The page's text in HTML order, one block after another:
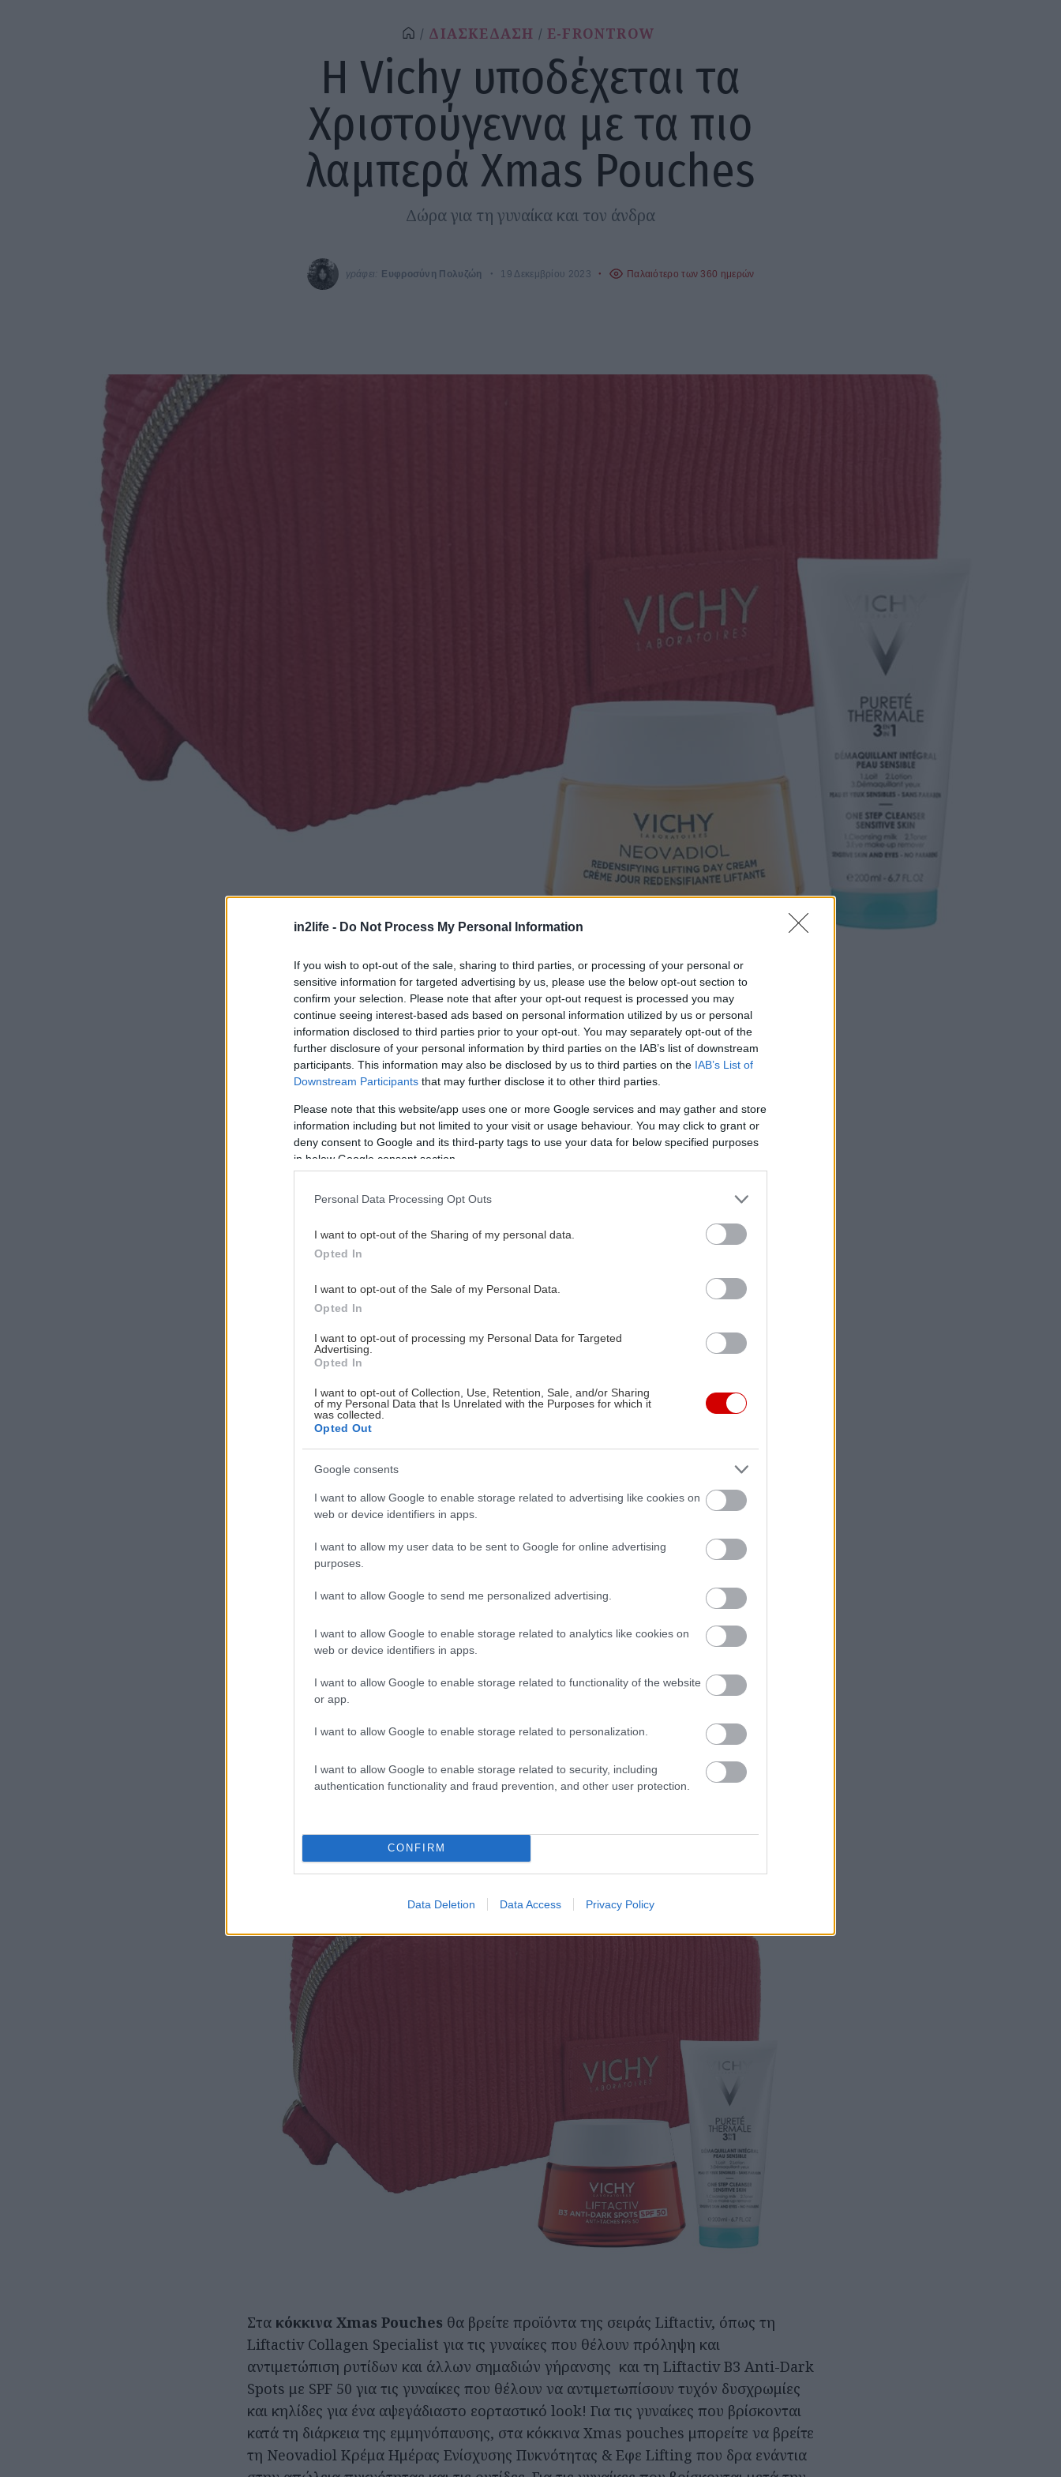
in2life - Do Not Process My Personal Information
If you wish to opt-out of the sale, sharing to third parties, or processing of your personal or
sensitive information for targeted advertising by us, please use the below opt-out section to
confirm your selection. Please note that after your opt-out request is processed you may
continue seeing interest-based ads based on personal information utilized by us or personal
information disclosed to third parties prior to your opt-out. You may separately opt-out of the
further disclosure of your personal information by third parties on the IAB’s list of downstream
participants. This information may also be disclosed by us to third parties on the IAB’s List of
Downstream Participants that may further disclose it to other third parties.
Please note that this website/app uses one or more Google services and may gather and store
information including but not limited to your visit or usage behaviour. You may click to grant or
deny consent to Google and its third-party tags to use your data for below specified purposes
in below Google consent section.
Personal Data Processing Opt Outs
I want to opt-out of the Sharing of my personal data.
Opted In
I want to opt-out of the Sale of my Personal Data.
Opted In
I want to opt-out of processing my Personal Data for Targeted
Advertising.
Opted In
I want to opt-out of Collection, Use, Retention, Sale, and/or Sharing
of my Personal Data that Is Unrelated with the Purposes for which it
was collected.
Opted Out
Google consents
I want to allow Google to enable storage related to advertising like cookies on
web or device identifiers in apps.
I want to allow my user data to be sent to Google for online advertising
purposes.
I want to allow Google to send me personalized advertising.
I want to allow Google to enable storage related to analytics like cookies on
web or device identifiers in apps.
I want to allow Google to enable storage related to functionality of the website
or app.
I want to allow Google to enable storage related to personalization.
I want to allow Google to enable storage related to security, including
authentication functionality and fraud prevention, and other user protection.
CONFIRM
Data Deletion Data Access Privacy Policy
ΔΙΑΣΚΕΔΑΣΗ E-FRONTROW
Η Vichy υποδέχεται τα
Χριστούγεννα με τα πιο
λαμπερά Xmas Pouches
Δώρα για τη γυναίκα και τον άνδρα
γράφει: Ευφροσύνη Πολυζώη 19 Δεκεμβρίου 2023 Παλαιότερο των 360 ημερών
Η
Vichy, η πρώτη μάρκα που καθιέρωσε τα δερμοκαλλυντικά στο
υποδέχεται τα φετινά Χριστούγεννα με γιορτινή διάθεση, γεμάτη
εορτών μοναδικές, με τα limited edition βελουτέ Χριστουγεννιάτικα pouches* σε
διασκεδαστική και λαμπερή εποχή της χρονιάς με 10 best seller κωδικούς της
μάρκας που θα καλύψουν τις ανάγκες της επιδερμίδας όλων των γυναικών κάθε
Στακόκκινα Xmas Pouches θα βρείτε προϊόντα της σειράς Liftactiv, όπως τη
Liftactiv Collagen Specialist για τις γυναίκες που θέλουν πρόληψη και
αντιμετώπιση ρυτίδων και άλλων σημαδιών γήρανσης και τη Liftactiv B3 Anti-Dark
Spots με SPF 50 για τις γυναίκες που θέλουν να αντιμετωπίσουν τυχόν δυσχρωμίες
και κηλίδες για ένα αψεγάδιαστο εορταστικό look! Για τις γυναίκες που βρίσκονται
κατά τη διάρκεια της εμμηνόπαυσης, στα κόκκινα Xmas pouches μπορείτε να βρείτε
τη Neovadiol Κρέμα Ημέρας Ενίσχυσης Πυκνότητας & Εφε Lifting που δρα ενάντια